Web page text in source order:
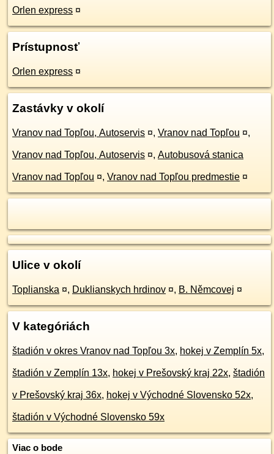
Orlen express ¤
Prístupnosť
Orlen express ¤
Zastávky v okolí
Vranov nad Topľou, Autoservis ¤, Vranov nad Topľou ¤,
Vranov nad Topľou, Autoservis ¤, Autobusová stanica
Vranov nad Topľou ¤, Vranov nad Topľou predmestie ¤
Ulice v okolí
Toplianska ¤, Duklianskych hrdinov ¤, B. Němcovej ¤
V kategóriách
štadión v okres Vranov nad Topľou 3x, hokej v Zemplín 5x,
štadión v Zemplín 13x, hokej v Prešovský kraj 22x, štadión
v Prešovský kraj 36x, hokej v Východné Slovensko 52x,
štadión v Východné Slovensko 59x
Viac o bode